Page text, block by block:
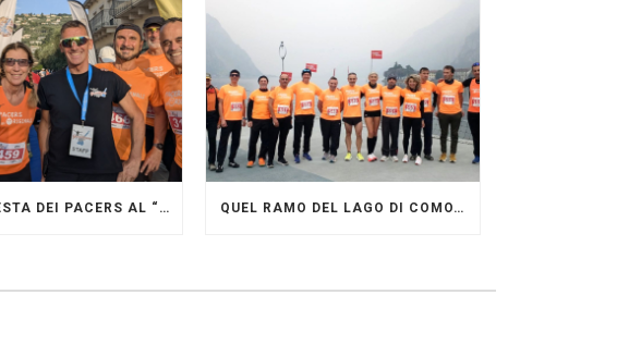
GRANDE FESTA DEI PACERS AL “GARDA LAKE RUNNING FESTIVAL” QUEL RAMO DEL LAGO DI COMO…